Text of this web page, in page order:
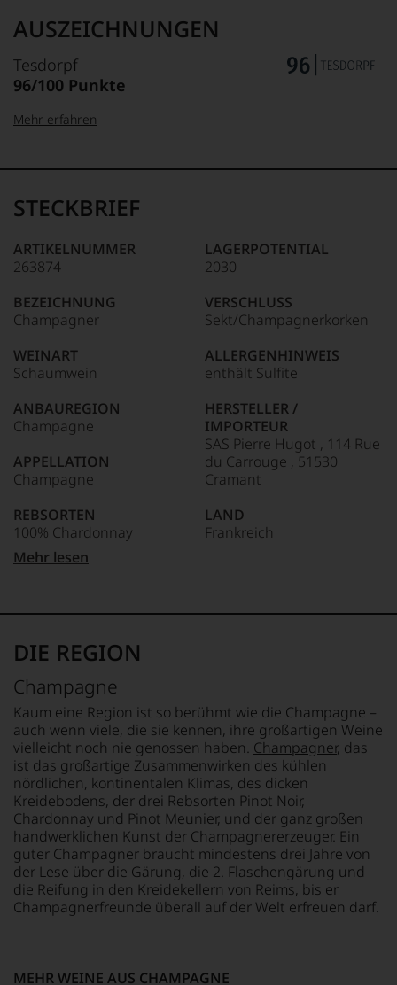
AUSZEICHNUNGEN
Tesdorpf
96/100 Punkte
95–98 Punkte:
90–94 Punkte:
Unter 85 Punkte:
Name
Tesdorpf
für
»Fine
für
die
edlen
Weine
der
Welt,
kaum
ein
Das
dokumentieren
auch
und
gerade
mit
Medaillen
Weinjournalisten
Fachpublikationen
unseren
Aussendungen
oder
in
unserem
Webshop,
um
zu
unterstreichen,
auf
welch
hohem
Niveau
Weinselektion
Mehr erfahren
STECKBRIEF
ARTIKELNUMMER
263874
BEZEICHNUNG
Champagner
WEINART
Schaumwein
ANBAUREGION
Champagne
APPELLATION
Champagne
REBSORTEN
100% Chardonnay
TRINKTEMPERATUR
ALKOHOLGEHALT
LAGERPOTENTIAL
2030
VERSCHLUSS
Sekt/Champagnerkorken
ALLERGENHINWEIS
enthält Sulfite
HERSTELLER /
IMPORTEUR
SAS Pierre Hugot , 114 Rue
du Carrouge , 51530
Cramant
LAND
Frankreich
GESCHMACK
Mehr lesen
DIE REGION
Champagne
Kaum eine Region ist so berühmt wie die Champagne –
auch wenn viele, die sie kennen, ihre großartigen Weine
vielleicht noch nie genossen haben. Champagner, das
ist das großartige Zusammenwirken des kühlen
nördlichen, kontinentalen Klimas, des dicken
Kreidebodens, der drei Rebsorten Pinot Noir,
Chardonnay und Pinot Meunier, und der ganz großen
handwerklichen Kunst der Champagnererzeuger. Ein
guter Champagner braucht mindestens drei Jahre von
der Lese über die Gärung, die 2. Flaschengärung und
die Reifung in den Kreidekellern von Reims, bis er
Champagnerfreunde überall auf der Welt erfreuen darf.
MEHR WEINE AUS CHAMPAGNE